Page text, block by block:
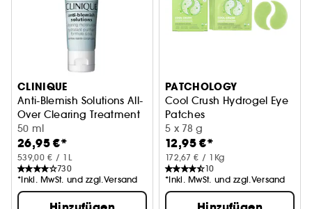
CLINIQUE
Anti-Blemish Solutions All-
Over Clearing Treatment
50 ml
26,95 €*
539,00 € / 1L
730
*Inkl. MwSt. und zzgl.Versand
PATCHOLOGY
Cool Crush Hydrogel Eye
Patches
Feuchtigkeitspflege für die
5 x 78 g
12,95 €*
172,67 € / 1Kg
10
*Inkl. MwSt. und zzgl.Versand